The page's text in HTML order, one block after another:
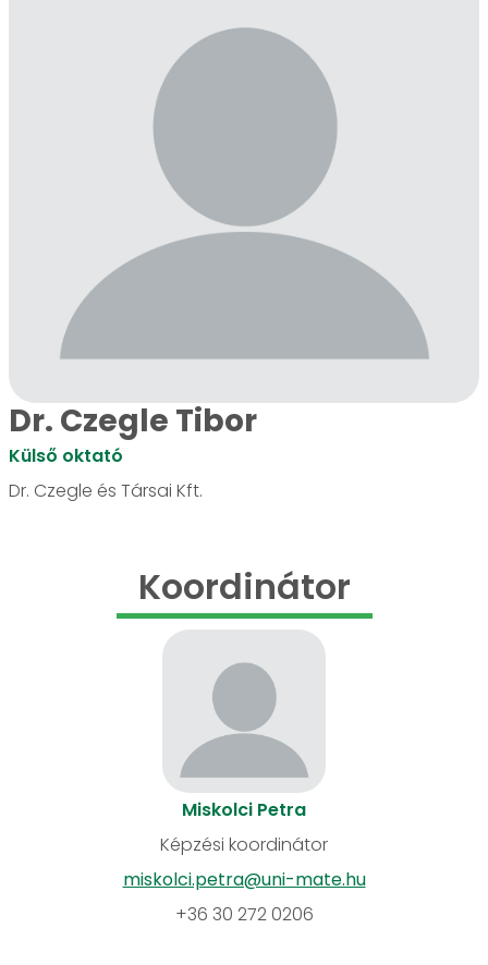
Dr. Czegle Tibor
Külső oktató
Dr. Czegle és Társai Kft.
Koordinátor
Miskolci Petra
Képzési koordinátor
miskolci.petra@uni-mate.hu
+36 30 272 0206